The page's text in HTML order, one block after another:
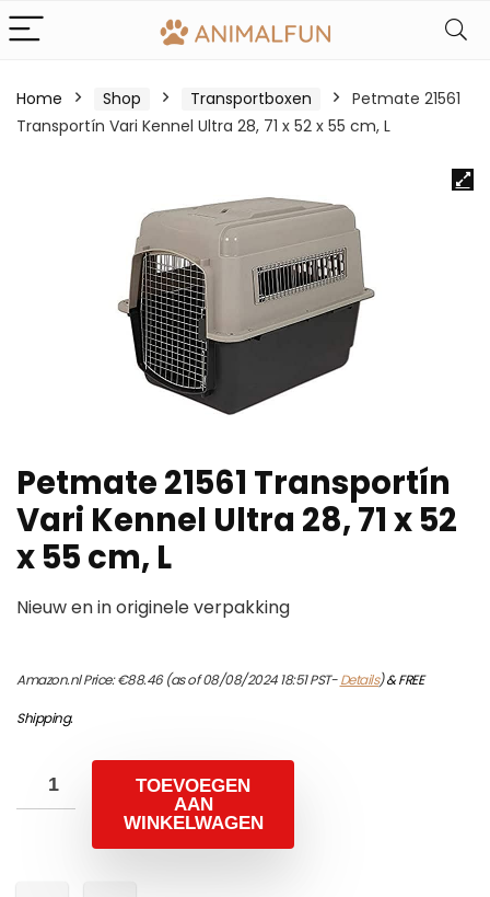
Home Shop Transportboxen
Petmate 21561
Transportín Vari Kennel Ultra 28, 71 x 52 x 55 cm, L
Petmate 21561 Transportín
Vari Kennel Ultra 28, 71 x 52
x 55 cm, L
Nieuw en in originele verpakking
Amazon.nl Price:€88.46(as of 08/08/2024 18:51 PST-Details)&FREE
Shipping.
TOEVOEGEN
AAN
WINKELWAGEN